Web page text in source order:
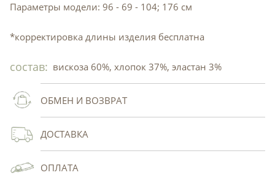
Параметры модели: 96 - 69 - 104; 176 см
*корректировка длины изделия бесплатна
состав: вискоза 60%, хлопок 37%, эластан 3%
ОБМЕН И ВОЗВРАТ
ДОСТАВКА
ОПЛАТА